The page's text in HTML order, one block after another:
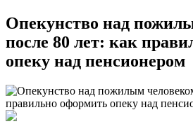
Опекунство над
после 80 лет: как
опеку над пенсионером